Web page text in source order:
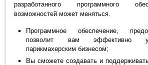
разработанного программного
возможностей может меняться.
Программное обеспечение,
позволит вам эффективно
парикмахерским бизнесом;
Вы сможете создавать и